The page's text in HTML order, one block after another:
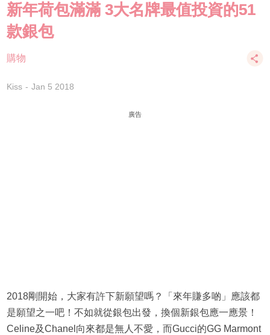
新年荷包滿滿 3大名牌最值投資的51
款銀包
購物
Kiss Jan 5 2018
廣告
2018剛開始，大家有許下新願望嗎？「來年賺多啲」應該都
是願望之一吧！不如就從銀包出發，換個新銀包應一應景！
Celine及Chanel向來都是無人不愛，而Gucci的GG Marmont